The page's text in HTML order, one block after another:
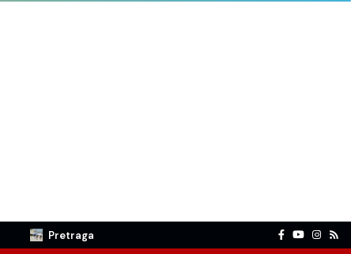
Pretraga